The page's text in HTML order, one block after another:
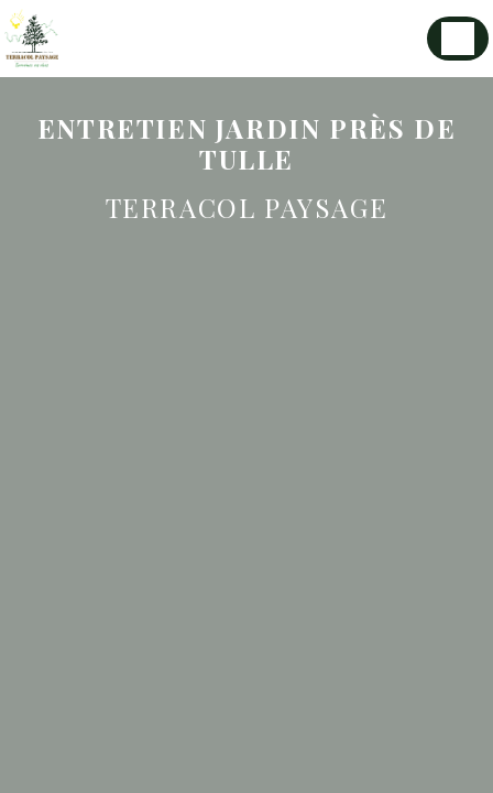
ENTRETIEN JARDIN PRÈS DE
TULLE
TERRACOL PAYSAGE
Panneau de gestion des cookies